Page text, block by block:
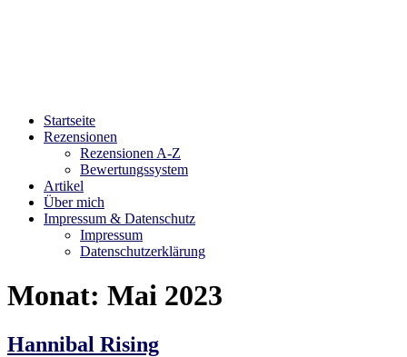
Startseite
Rezensionen
Rezensionen A-Z
Bewertungssystem
Artikel
Über mich
Impressum & Datenschutz
Impressum
Datenschutzerklärung
Monat: Mai 2023
Hannibal Rising